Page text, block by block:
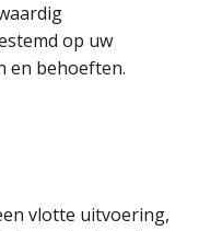
op uw
en behoeften.
vlotte uitvoering,